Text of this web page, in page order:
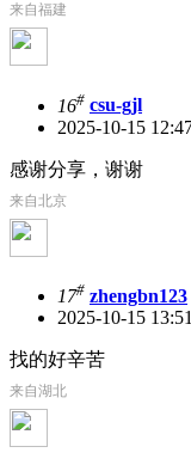
来自福建
16# csu-gjl
2025-10-15
感谢分享，谢谢
来自北京
17# zhengbn123
2025-10-15 13:51
找的好辛苦
来自湖北